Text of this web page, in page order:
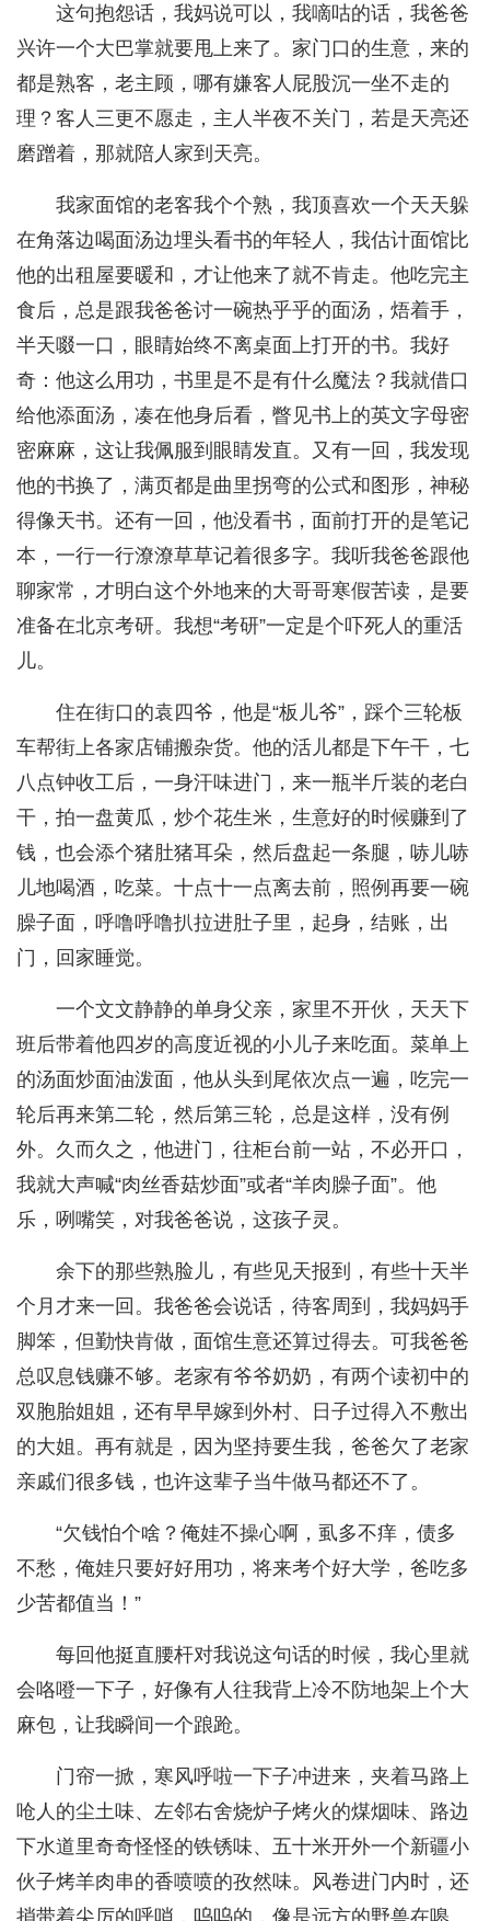
这句抱怨话，我妈说可以，我嘀咕的话，我爸爸
兴许一个大巴掌就要甩上来了。家门口的生意，来的
都是熟客，老主顾，哪有嫌客人屁股沉一坐不走的
理？客人三更不愿走，主人半夜不关门，若是天亮还
磨蹭着，那就陪人家到天亮。
我家面馆的老客我个个熟，我顶喜欢一个天天躲
在角落边喝面汤边埋头看书的年轻人，我估计面馆比
他的出租屋要暖和，才让他来了就不肯走。他吃完主
食后，总是跟我爸爸讨一碗热乎乎的面汤，焐着手，
半天啜一口，眼睛始终不离桌面上打开的书。我好
奇：他这么用功，书里是不是有什么魔法？我就借口
给他添面汤，凑在他身后看，瞥见书上的英文字母密
密麻麻，这让我佩服到眼睛发直。又有一回，我发现
他的书换了，满页都是曲里拐弯的公式和图形，神秘
得像天书。还有一回，他没看书，面前打开的是笔记
本，一行一行潦潦草草记着很多字。我听我爸爸跟他
聊家常，才明白这个外地来的大哥哥寒假苦读，是要
准备在北京考研。我想“考研”一定是个吓死人的重活
儿。
住在街口的袁四爷，他是“板儿爷”，踩个三轮板
车帮街上各家店铺搬杂货。他的活儿都是下午干，七
八点钟收工后，一身汗味进门，来一瓶半斤装的老白
干，拍一盘黄瓜，炒个花生米，生意好的时候赚到了
钱，也会添个猪肚猪耳朵，然后盘起一条腿，哧儿哧
儿地喝酒，吃菜。十点十一点离去前，照例再要一碗
臊子面，呼噜呼噜扒拉进肚子里，起身，结账，出
门，回家睡觉。
一个文文静静的单身父亲，家里不开伙，天天下
班后带着他四岁的高度近视的小儿子来吃面。菜单上
的汤面炒面油泼面，他从头到尾依次点一遍，吃完一
轮后再来第二轮，然后第三轮，总是这样，没有例
外。久而久之，他进门，往柜台前一站，不必开口，
我就大声喊“肉丝香菇炒面”或者“羊肉臊子面”。他
乐，咧嘴笑，对我爸爸说，这孩子灵。
余下的那些熟脸儿，有些见天报到，有些十天半
个月才来一回。我爸爸会说话，待客周到，我妈妈手
脚笨，但勤快肯做，面馆生意还算过得去。可我爸爸
总叹息钱赚不够。老家有爷爷奶奶，有两个读初中的
双胞胎姐姐，还有早早嫁到外村、日子过得入不敷出
的大姐。再有就是，因为坚持要生我，爸爸欠了老家
亲戚们很多钱，也许这辈子当牛做马都还不了。
“欠钱怕个啥？俺娃不操心啊，虱多不痒，债多
不愁，俺娃只要好好用功，将来考个好大学，爸吃多
少苦都值当！”
每回他挺直腰杆对我说这句话的时候，我心里就
会咯噔一下子，好像有人往我背上冷不防地架上个大
麻包，让我瞬间一个踉跄。
门帘一掀，寒风呼啦一下子冲进来，夹着马路上
呛人的尘土味、左邻右舍烧炉子烤火的煤烟味、路边
下水道里奇奇怪怪的铁锈味、五十米开外一个新疆小
伙子烤羊肉串的香喷喷的孜然味。风卷进门内时，还
捎带着尖厉的呼哨，呜呜的，像是远方的野兽在嗥